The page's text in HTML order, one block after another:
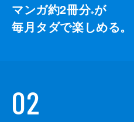
マンガ約2冊分※が
毎月タダで楽しめる。
02